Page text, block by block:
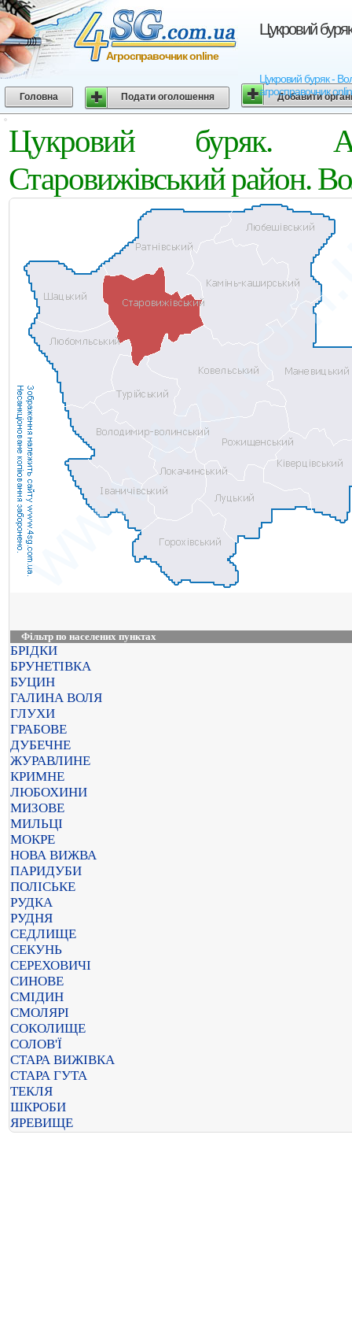
Цукровий
Цукровий буряк -
агросправочник
Агросправочник online
Головна Подати оголошення Добавити
Цукровий буряк.
Старовижівський район.
Фільтр по населених пунктах
БРІДКИ
БРУНЕТІВКА
БУЦИН
ГАЛИНА ВОЛЯ
ГЛУХИ
ГРАБОВЕ
ДУБЕЧНЕ
ЖУРАВЛИНЕ
КРИМНЕ
ЛЮБОХИНИ
МИЗОВЕ
МИЛЬЦІ
МОКРЕ
НОВА ВИЖВА
ПАРИДУБИ
ПОЛІСЬКЕ
РУДКА
РУДНЯ
СЕДЛИЩЕ
СЕКУНЬ
СЕРЕХОВИЧІ
СИНОВЕ
СМІДИН
СМОЛЯРІ
СОКОЛИЩЕ
СОЛОВ'Ї
СТАРА ВИЖІВКА
СТАРА ГУТА
ТЕКЛЯ
ШКРОБИ
ЯРЕВИЩЕ